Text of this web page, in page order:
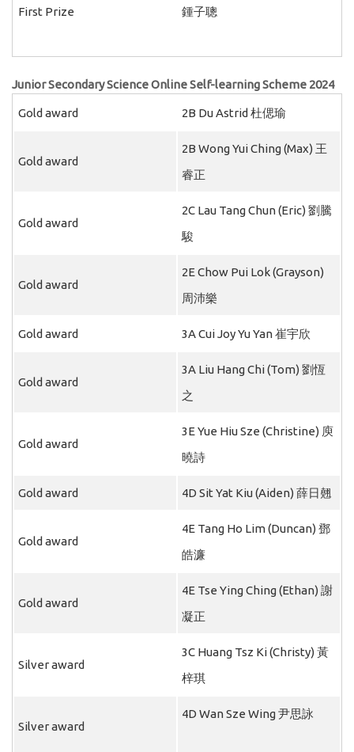
First Prize 鍾子聰
Junior Secondary Science Online Self-learning Scheme 2024
Gold award 2B Du Astrid 杜偲瑜
Gold award
2B Wong Yui Ching (Max) 王
睿正
Gold award
2C Lau Tang Chun (Eric) 劉騰
駿
Gold award
2E Chow Pui Lok (Grayson)
周沛樂
Gold award 3A Cui Joy Yu Yan 崔宇欣
Gold award
3A Liu Hang Chi (Tom) 劉恆
之
Gold award
3E Yue Hiu Sze (Christine) 庾
曉詩
Gold award 4D Sit Yat Kiu (Aiden) 薛日翹
Gold award
4E Tang Ho Lim (Duncan) 鄧
皓濂
Gold award
4E Tse Ying Ching (Ethan) 謝
凝正
Silver award
3C Huang Tsz Ki (Christy) 黃
梓琪
Silver award
4D Wan Sze Wing 尹思詠